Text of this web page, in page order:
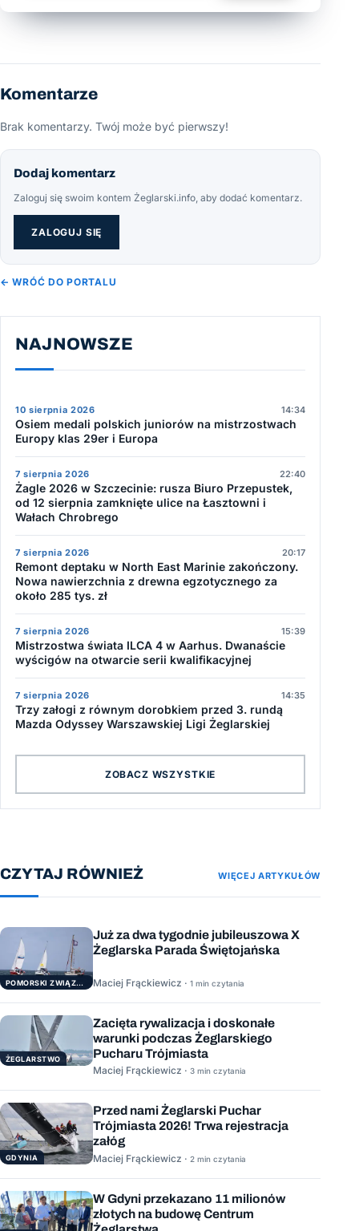
Komentarze
Brak komentarzy. Twój może być pierwszy!
Dodaj komentarz
Zaloguj się swoim kontem Żeglarski.info, aby dodać komentarz.
ZALOGUJ SIĘ
← WRÓĆ DO PORTALU
NAJNOWSZE
10 sierpnia 2026 14:34
Osiem medali polskich juniorów na mistrzostwach
Europy klas 29er i Europa
7 sierpnia 2026 22:40
Żagle 2026 w Szczecinie: rusza Biuro Przepustek,
od 12 sierpnia zamknięte ulice na Łasztowni i
Wałach Chrobrego
7 sierpnia 2026 20:17
Remont deptaku w North East Marinie zakończony.
Nowa nawierzchnia z drewna egzotycznego za
około 285 tys. zł
7 sierpnia 2026 15:39
Mistrzostwa świata ILCA 4 w Aarhus. Dwanaście
wyścigów na otwarcie serii kwalifikacyjnej
7 sierpnia 2026 14:35
Trzy załogi z równym dorobkiem przed 3. rundą
Mazda Odyssey Warszawskiej Ligi Żeglarskiej
ZOBACZ WSZYSTKIE
CZYTAJ RÓWNIEŻ WIĘCEJ ARTYKUŁÓW
POMORSKI ZWIĄZEK ŻEGLARSKI
Już za dwa tygodnie jubileuszowa X
Żeglarska Parada Świętojańska
Maciej Frąckiewicz · 1 min czytania
ŻEGLARSTWO
Zacięta rywalizacja i doskonałe
warunki podczas Żeglarskiego
Pucharu Trójmiasta
Maciej Frąckiewicz · 3 min czytania
GDYNIA
Przed nami Żeglarski Puchar
Trójmiasta 2026! Trwa rejestracja
załóg
Maciej Frąckiewicz · 2 min czytania
W Gdyni przekazano 11 milionów
złotych na budowę Centrum